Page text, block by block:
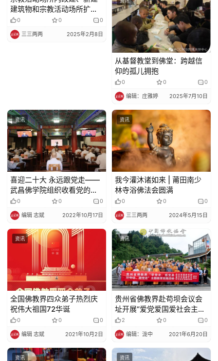
建筑物和宗教活动场所扩
建、异地重建的相关规定
0 0 0
三三两两 2025年2月8日
从基督教堂到佛堂：跨越信
仰的孤儿拥抱
0 0 0
编辑：庄雅婷 2025年7月10日
资讯
喜迎二十大 永远跟党走——
武昌佛学院组织收看党的二
十大开幕会盛况
0 0 0
编辑 志斌 2022年10月17日
资讯
我今灌沐诸如来 | 莆田南少
林寺浴佛法会​圆满
0 0 0
三三两两 2024年5月15日
资讯
全国佛教界四众弟子热烈庆
祝伟大祖国72华诞
0 0 0
编辑 志斌 2021年10月2日
资讯
贵州省佛教界赴苟坝会议会
址开展“爱党爱国爱社会主
义”主题教育实践活动
2 0 0
编辑：泷中 2021年6月20日
资讯 资讯